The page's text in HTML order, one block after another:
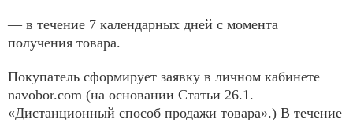
— в течение 7 календарных дней с момента
получения товара.
Покупатель сформирует заявку в личном кабинете
navobor.com (на основании Статьи 26.1.
«Дистанционный способ продажи товара».) В течение